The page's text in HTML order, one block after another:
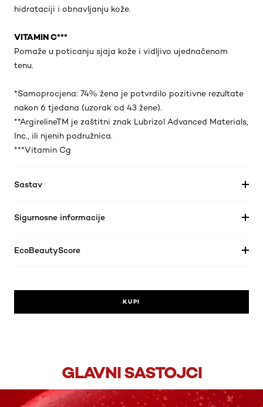
hidrataciji i obnavljanju kože.
VITAMIN C***
Pomaže u poticanju sjaja kože i vidljivo ujednačenom
tenu.
*Samoprocjena: 74% žena je potvrdilo pozitivne rezultate
nakon 6 tjedana (uzorak od 43 žene).
**ArgirelineTM je zaštitni znak Lubrizol Advanced Materials,
Inc., ili njenih podružnica.
***Vitamin Cg
Sastav
Sigurnosne informacije
EcoBeautyScore
KUPI
GLAVNI SASTOJCI